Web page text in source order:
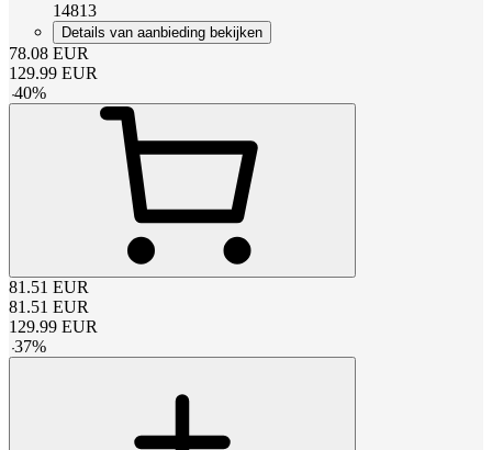
14813
Details van aanbieding bekijken
78.08 EUR
129.99 EUR
-40%
81.51 EUR
81.51 EUR
129.99 EUR
-37%